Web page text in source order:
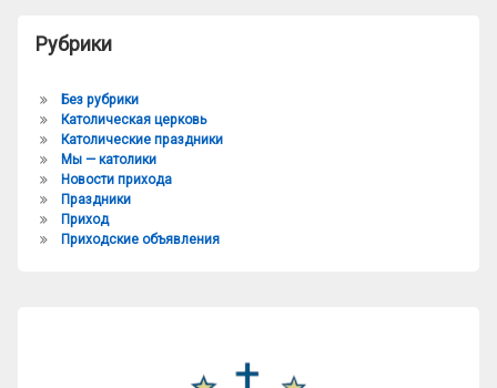
Рубрики
Без рубрики
Католическая церковь
Католические праздники
Мы — католики
Новости прихода
Праздники
Приход
Приходские объявления